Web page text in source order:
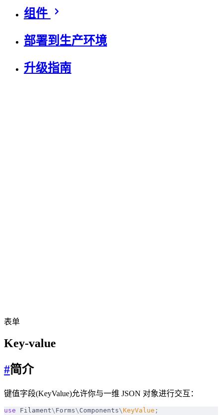
组件
部署到生产环境
升级指南
表单
Key-value
#简介
键值字段(KeyValue)允许你与一维 JSON 对象进行交互：
use Filament\ Forms\ Components\KeyValue ;